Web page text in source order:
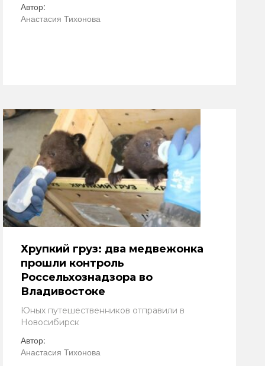
Автор:
Анастасия Тихонова
Хрупкий груз: два медвежонка
прошли контроль
Россельхознадзора во
Владивостоке
Юных путешественников отправили в
Новосибирск
Автор:
Анастасия Тихонова